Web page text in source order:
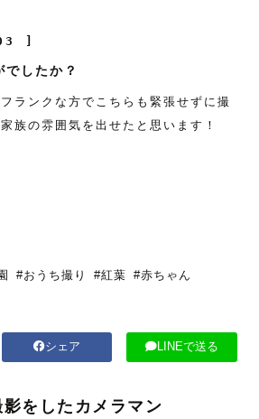
]
したか？
ランクな方でこちらも緊張せずに撮
族の雰囲気を出せたと思います！
#おうち撮り #紅葉 #赤ちゃん
シェア LINEで送る
影をしたカメラマン